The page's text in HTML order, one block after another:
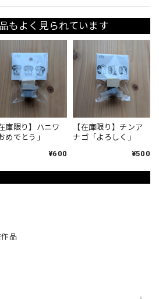
作品
もよく見られています
在庫限り】ハニワ
めでとう」
¥600
【在庫限り】チンア
ナゴ「よろしく」
¥500